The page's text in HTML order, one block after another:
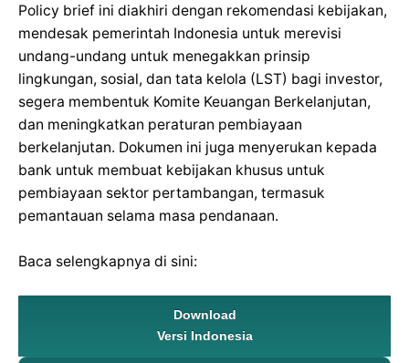
Policy brief ini diakhiri dengan rekomendasi kebijakan,
mendesak pemerintah Indonesia untuk merevisi
undang-undang untuk menegakkan prinsip
lingkungan, sosial, dan tata kelola (LST) bagi investor,
segera membentuk Komite Keuangan Berkelanjutan,
dan meningkatkan peraturan pembiayaan
berkelanjutan. Dokumen ini juga menyerukan kepada
bank untuk membuat kebijakan khusus untuk
pembiayaan sektor pertambangan, termasuk
pemantauan selama masa pendanaan.
Baca selengkapnya di sini:
Download
Versi Indonesia